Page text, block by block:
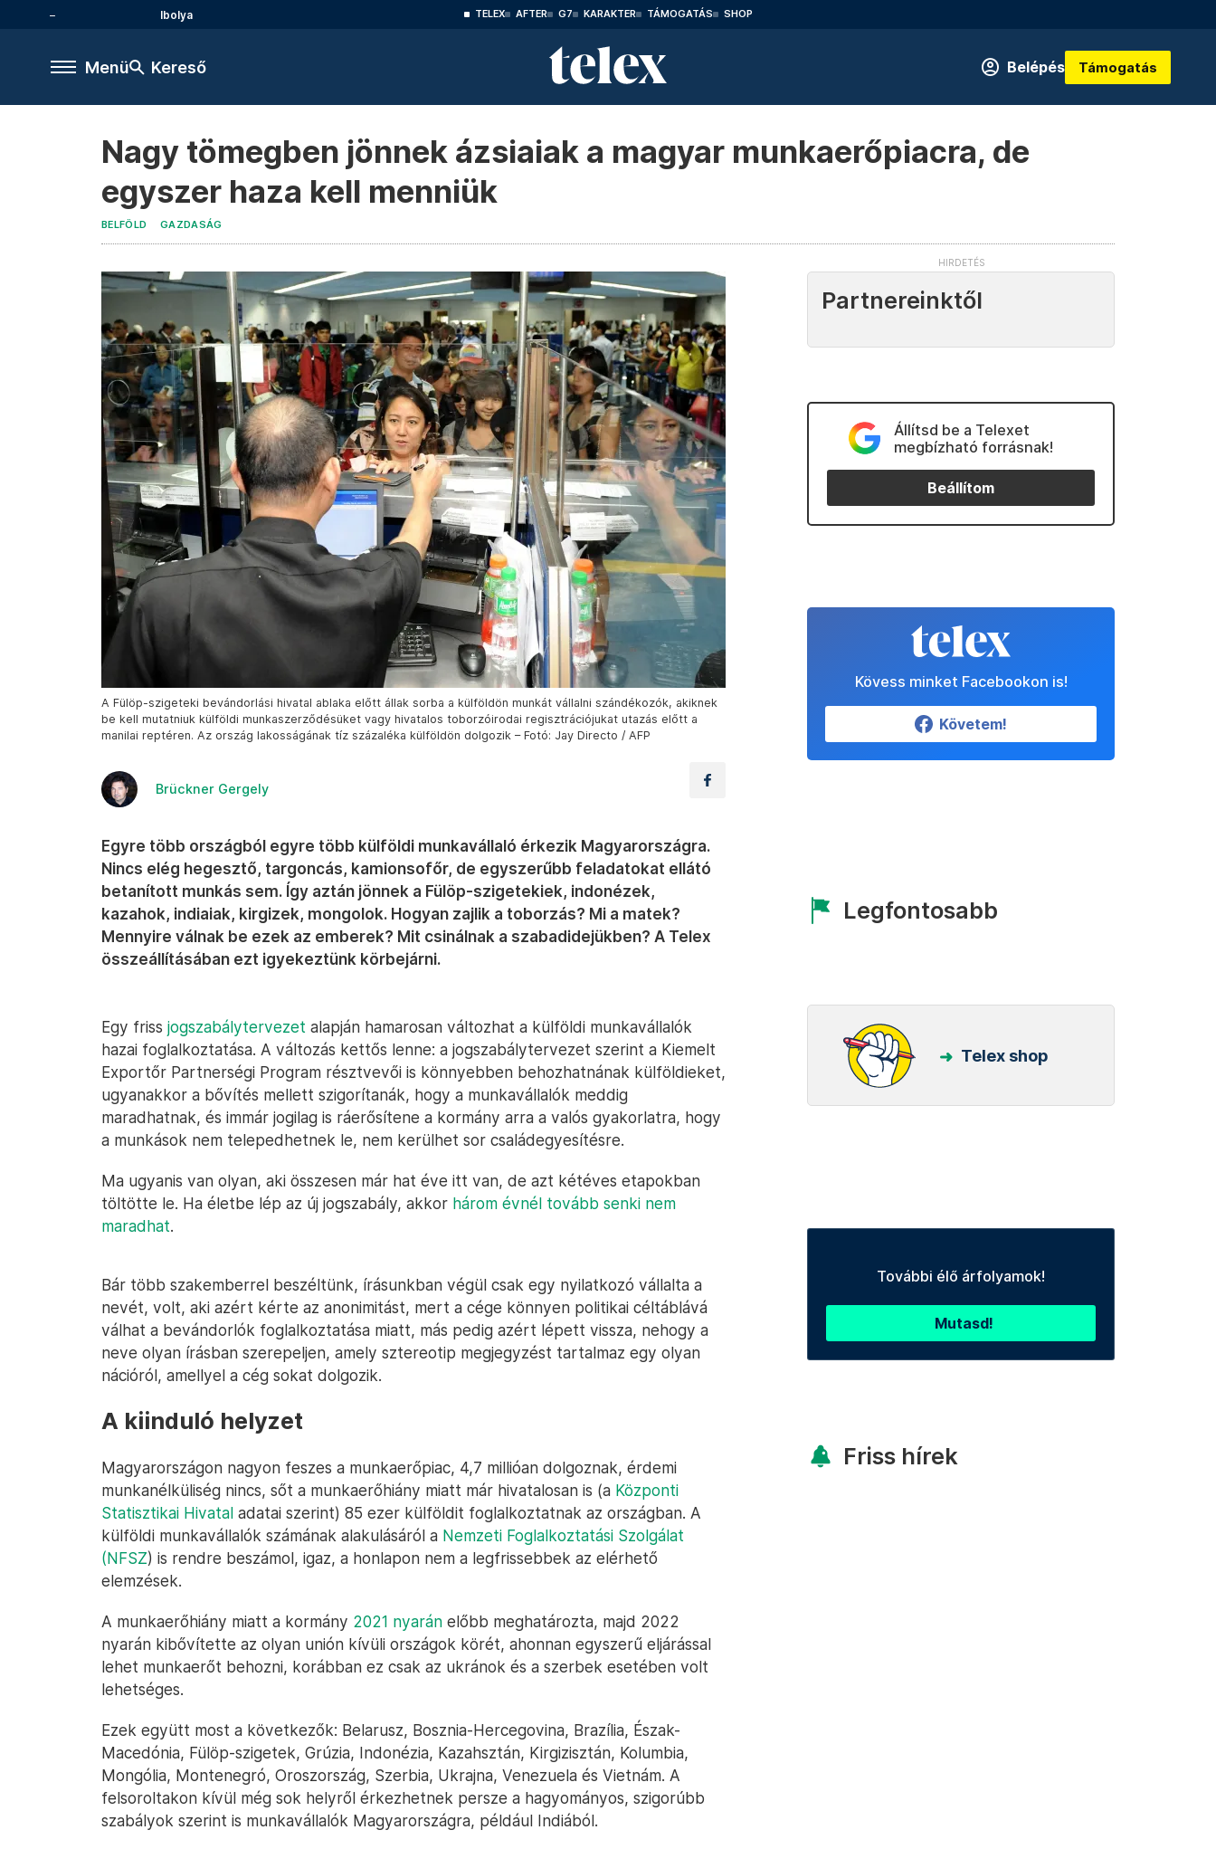
Ibolya TELEX AFTER G7 KARAKTER TÁMOGATÁS SHOP
Menü Kereső Belépés Támogatás
Nagy tömegben jönnek ázsiaiak a magyar munkaerőpiacra, de
egyszer haza kell menniük
BELFÖLD GAZDASÁG
A Fülöp-szigeteki bevándorlási hivatal ablaka előtt állak sorba a külföldön munkát vállalni szándékozók, akiknek
be kell mutatniuk külföldi munkaszerződésüket vagy hivatalos toborzóirodai regisztrációjukat utazás előtt a
manilai reptéren. Az ország lakosságának tíz százaléka külföldön dolgozik – Fotó: Jay Directo / AFP
Brückner Gergely
Egyre több országból egyre több külföldi munkavállaló érkezik Magyarországra.
Nincs elég hegesztő, targoncás, kamionsofőr, de egyszerűbb feladatokat ellátó
betanított munkás sem. Így aztán jönnek a Fülöp-szigetekiek, indonézek,
kazahok, indiaiak, kirgizek, mongolok. Hogyan zajlik a toborzás? Mi a matek?
Mennyire válnak be ezek az emberek? Mit csinálnak a szabadidejükben? A Telex
összeállításában ezt igyekeztünk körbejárni.
Egy friss jogszabálytervezet alapján hamarosan változhat a külföldi munkavállalók
hazai foglalkoztatása. A változás kettős lenne: a jogszabálytervezet szerint a Kiemelt
Exportőr Partnerségi Program résztvevői is könnyebben behozhatnának külföldieket,
ugyanakkor a bővítés mellett szigorítanák, hogy a munkavállalók meddig
maradhatnak, és immár jogilag is ráerősítene a kormány arra a valós gyakorlatra, hogy
a munkások nem telepedhetnek le, nem kerülhet sor családegyesítésre.
Ma ugyanis van olyan, aki összesen már hat éve itt van, de azt kétéves etapokban
töltötte le. Ha életbe lép az új jogszabály, akkor három évnél tovább senki nem
maradhat.
Bár több szakemberrel beszéltünk, írásunkban végül csak egy nyilatkozó vállalta a
nevét, volt, aki azért kérte az anonimitást, mert a cége könnyen politikai céltáblává
válhat a bevándorlók foglalkoztatása miatt, más pedig azért lépett vissza, nehogy a
neve olyan írásban szerepeljen, amely sztereotip megjegyzést tartalmaz egy olyan
nációról, amellyel a cég sokat dolgozik.
A kiinduló helyzet
Magyarországon nagyon feszes a munkaerőpiac, 4,7 millióan dolgoznak, érdemi
munkanélküliség nincs, sőt a munkaerőhiány miatt már hivatalosan is (a Központi
Statisztikai Hivatal adatai szerint) 85 ezer külföldit foglalkoztatnak az országban. A
külföldi munkavállalók számának alakulásáról a Nemzeti Foglalkoztatási Szolgálat
(NFSZ) is rendre beszámol, igaz, a honlapon nem a legfrissebbek az elérhető
elemzések.
A munkaerőhiány miatt a kormány 2021 nyarán előbb meghatározta, majd 2022
nyarán kibővítette az olyan unión kívüli országok körét, ahonnan egyszerű eljárással
lehet munkaerőt behozni, korábban ez csak az ukránok és a szerbek esetében volt
lehetséges.
Ezek együtt most a következők: Belarusz, Bosznia-Hercegovina, Brazília, Észak-
Macedónia, Fülöp-szigetek, Grúzia, Indonézia, Kazahsztán, Kirgizisztán, Kolumbia,
Mongólia, Montenegró, Oroszország, Szerbia, Ukrajna, Venezuela és Vietnám. A
felsoroltakon kívül még sok helyről érkezhetnek persze a hagyományos, szigorúbb
szabályok szerint is munkavállalók Magyarországra, például Indiából.
Partnereinktől
Állítsd be a Telexet
megbízható forrásnak!
Beállítom
Kövess minket Facebookon is!
Követem!
Legfontosabb
Telex shop
További élő árfolyamok!
Mutasd!
Friss hírek